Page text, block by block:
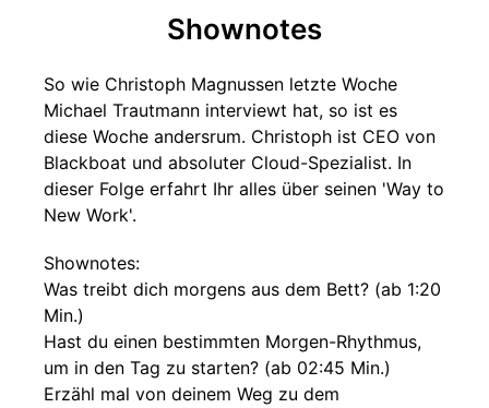
Shownotes
So wie Christoph Magnussen letzte Woche
Michael Trautmann interviewt hat, so ist es
diese Woche andersrum. Christoph ist CEO von
Blackboat und absoluter Cloud-Spezialist. In
dieser Folge erfahrt Ihr alles über seinen 'Way to
New Work'.
Shownotes:
Was treibt dich morgens aus dem Bett? (ab 1:20
Min.)
Hast du einen bestimmten Morgen-Rhythmus,
um in den Tag zu starten? (ab 02:45 Min.)
Erzähl mal von deinem Weg zu dem